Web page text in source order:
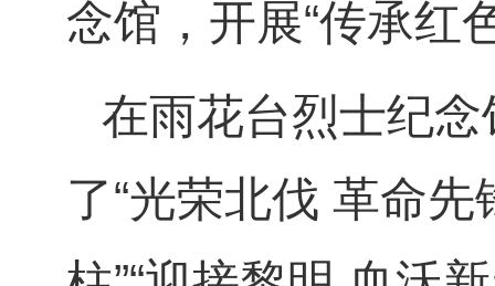
念馆，开展“传承红
在雨花台烈士纪
了“光荣北伐 革命先